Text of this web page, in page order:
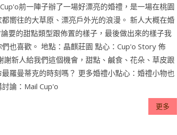
前一陣子辦了一場好漂亮的婚禮，是一場在桃園
嚮往的大草原、漂亮戶外光的浪漫。 新人大概在婚
要的甜點類型跟佈置的樣子，最後做出來的樣子我
也喜歡。 地點：晶麒莊園 點心：Cup'o Story 佈
謝新人給我們這個機會，甜點、鹹食、花朵、草皮跟
羅曼蒂克的時刻嗎？ 更多婚禮小點心：婚禮小物也
論：Mail Cup'o
更多